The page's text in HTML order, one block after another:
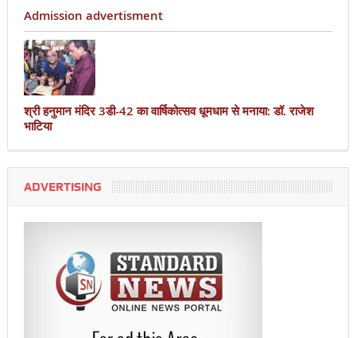
Admission advertisment
श्री हनुमान मंदिर 3डी-42 का वार्षिकोत्सव धूमधाम से मनाया: डॉ. राजेश
भाटिया
ADVERTISING